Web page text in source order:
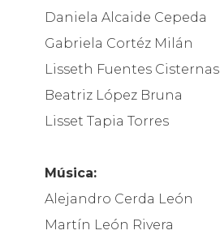
Daniela Alcaide Cepeda
Gabriela Cortéz Milán
Lisseth Fuentes Cisternas
Beatriz López Bruna
Lisset Tapia Torres
Música:
Alejandro Cerda León
Martín León Rivera